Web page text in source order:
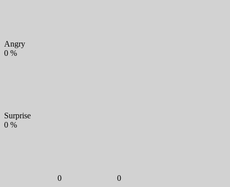
Angry
0 %
Surprise
0 %
0 0